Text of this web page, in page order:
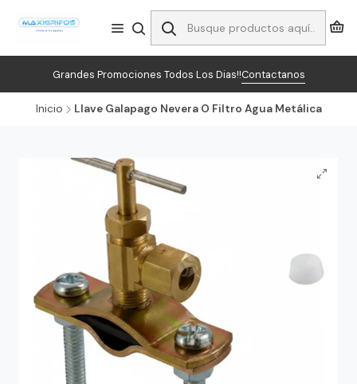
Grandes Promociones Todos Los Dias!!Contactanos
Inicio Llave Galapago Nevera O Filtro Agua Metálica